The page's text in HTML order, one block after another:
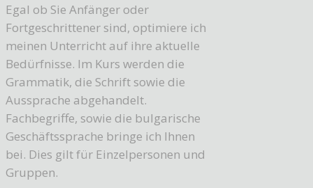
Egal ob Sie Anfänger oder
Fortgeschrittener sind, optimiere ich
meinen Unterricht auf ihre aktuelle
Bedürfnisse. Im Kurs werden die
Grammatik, die Schrift sowie die
Aussprache abgehandelt.
Fachbegriffe, sowie die bulgarische
Geschäftssprache bringe ich Ihnen
bei. Dies gilt für Einzelpersonen und
Gruppen.